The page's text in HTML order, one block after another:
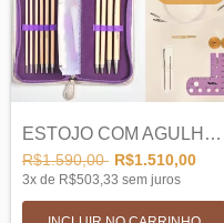
ESTOJO COM AGULHAS INTERCAMBIAVEIS EM BA...
R$1.590,00 R$1.510,00
3x de R$503,33 sem juros